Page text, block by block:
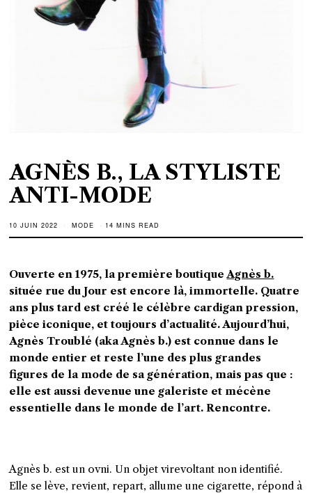
AGNÈS B., LA STYLISTE
ANTI-MODE
10 JUIN 2022 MODE 14 MINS READ
Ouverte en 1975, la première boutique Agnès b.
située rue du Jour est encore là, immortelle. Quatre
ans plus tard est créé le célèbre cardigan pression,
pièce iconique, et toujours d’actualité. Aujourd’hui,
Agnès Troublé (aka Agnès b.) est connue dans le
monde entier et reste l’une des plus grandes
figures de la mode de sa génération, mais pas que :
elle est aussi devenue une galeriste et mécène
essentielle dans le monde de l’art. Rencontre.
Agnès b. est un ovni. Un objet virevoltant non identifié.
Elle se lève, revient, repart, allume une cigarette, répond à